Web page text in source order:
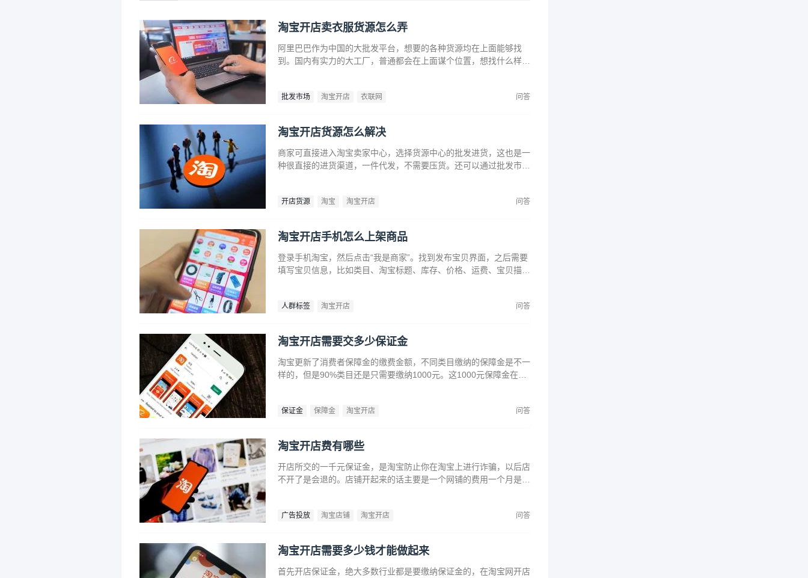
淘宝开店卖衣服货源怎么弄
阿里巴巴作为中国的大批发平台，想要的各种货源均在上面能够找
到。国内有实力的大工厂，普通都会在上面谋个位置，想找什么样的
批发市场 淘宝开店 衣联网 问答
淘宝开店货源怎么解决
商家可直接进入淘宝卖家中心，选择货源中心的批发进货，这也是一
种很直接的进货渠道，一件代发，不需要压货。还可以通过批发市场
力就能够花很低的价格购买产品。
开店货源 淘宝 淘宝开店 问答
淘宝开店手机怎么上架商品
登录手机淘宝，然后点击“我是商家”。找到发布宝贝界面，之后需要
填写宝贝信息，比如类目、淘宝标题、库存、价格、运费、宝贝描
人群标签 淘宝开店 问答
淘宝开店需要交多少保证金
淘宝更新了消费者保障金的缴费金额，不同类目缴纳的保障金是不一
样的，但是90%类目还是只需要缴纳1000元。这1000元保障金在商
保证金 保障金 淘宝开店 问答
淘宝开店费有哪些
开店所交的一千元保证金，是淘宝防止你在淘宝上进行诈骗，以后店
不开了是会退的。店铺开起来的话主要是一个网铺的费用一个月是
广告投放 淘宝店铺 淘宝开店 问答
淘宝开店需要多少钱才能做起来
首先开店保证金，绝大多数行业都是要缴纳保证金的，在淘宝网开店